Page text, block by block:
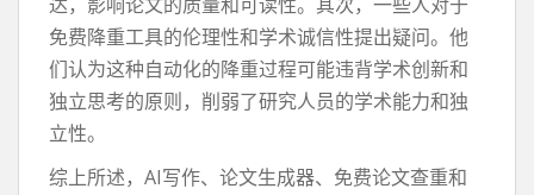
免费降重工具的伦理性和学术诚信性提出疑问。他
们认为这种自动化的降重过程可能违背学术创新和
独立思考的原则，削弱了研究人员的学术能力和独
立性。
综上所述，AI写作、论文生成器、免费论文查重和